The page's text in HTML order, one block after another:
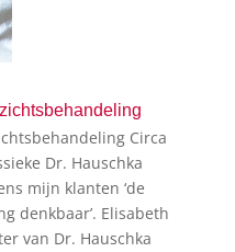
Circa
Dr. Hauschka
mijn klanten ‘de
denkbaar’. Elisabeth
van Dr. Hauschka